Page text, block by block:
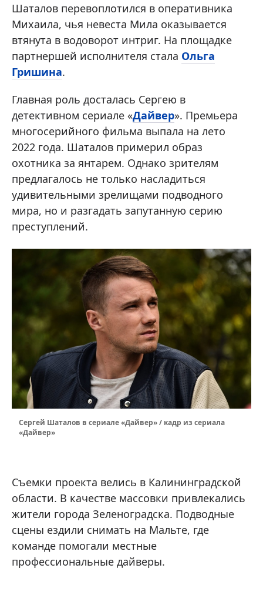
Шаталов перевоплотился в оперативника
Михаила, чья невеста Мила оказывается
втянута в водоворот интриг. На площадке
партнершей исполнителя стала Ольга
Гришина.
Главная роль досталась Сергею в
детективном сериале «Дайвер». Премьера
многосерийного фильма выпала на лето
2022 года. Шаталов примерил образ
охотника за янтарем. Однако зрителям
предлагалось не только насладиться
удивительными зрелищами подводного
мира, но и разгадать запутанную серию
преступлений.
Сергей Шаталов в сериале «Дайвер» / кадр из сериала
«Дайвер»
Съемки проекта велись в Калининградской
области. В качестве массовки привлекались
жители города Зеленоградска. Подводные
сцены ездили снимать на Мальте, где
команде помогали местные
профессиональные дайверы.